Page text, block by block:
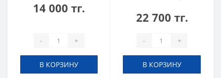
14 000 тг.
- +
В КОРЗИНУ
22 700 тг.
- +
В КОРЗИНУ